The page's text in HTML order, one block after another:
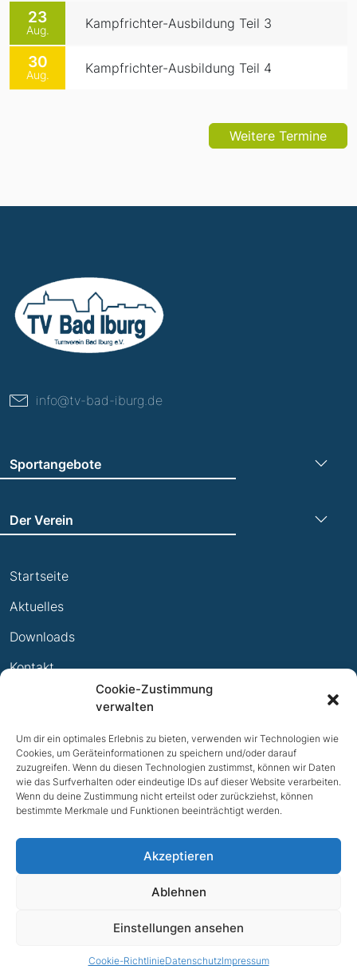
Cookie-Zustimmung
verwalten
Um dir ein optimales Erlebnis zu bieten, verwenden wir Technologien wie
Cookies, um Geräteinformationen zu speichern und/oder darauf
zuzugreifen. Wenn du diesen Technologien zustimmst, können wir Daten
wie das Surfverhalten oder eindeutige IDs auf dieser Website verarbeiten.
Wenn du deine Zustimmung nicht erteilst oder zurückziehst, können
bestimmte Merkmale und Funktionen beeinträchtigt werden.
Akzeptieren
Ablehnen
Einstellungen ansehen
Cookie-RichtlinieDatenschutzImpressum
23
Aug. Kampfrichter-Ausbildung Teil 3
30
Aug. Kampfrichter-Ausbildung Teil 4
Weitere Termine
info@tv-bad-iburg.de
Sportangebote
Leichtathletik
Leistungsabzeichen
Der Verein
Termine
Ewige Erfolge
Mitglied werden
Startseite
Aktuelles
Downloads
Kontakt
© 2026 TV Bad Iburg e.V.